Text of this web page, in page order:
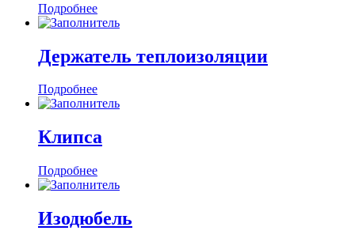
Подробнее
Держатель теплоизоляции
Подробнее
Клипса
Подробнее
Изодюбель